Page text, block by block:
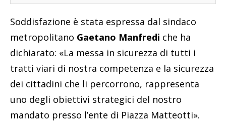
Soddisfazione è stata espressa dal sindaco
metropolitano Gaetano Manfredi che ha
dichiarato: «La messa in sicurezza di tutti i
tratti viari di nostra competenza e la sicurezza
dei cittadini che li percorrono, rappresenta
uno degli obiettivi strategici del nostro
mandato presso l’ente di Piazza Matteotti».